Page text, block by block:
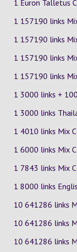
1 Euron Talletus
1 157190 links
1 157190 links
1 157190 links
1 157190 links
1 3000 links +
1 3000 links
1 4010 links Mix
1 6000 links Mix
1 7843 links Mix
1 8000 links
10 641286 links
10 641286 links
10 641286 links